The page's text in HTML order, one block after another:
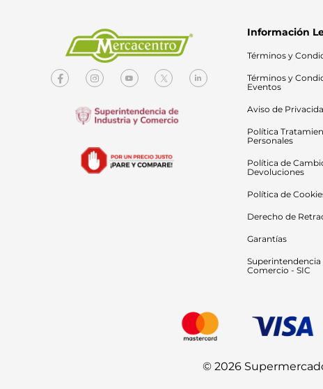
Información
Términos y
Términos y
Eventos
Aviso de
Política
Personales
Política de
Devoluciones
Política de
Derecho de
Garantías
Comercio - SIC
© 2026